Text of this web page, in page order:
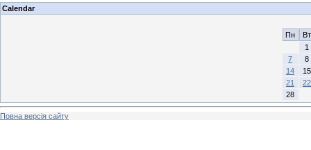
Calendar
Пн
Вт
1
7
8
14
15
21
22
28
Повна версія сайту